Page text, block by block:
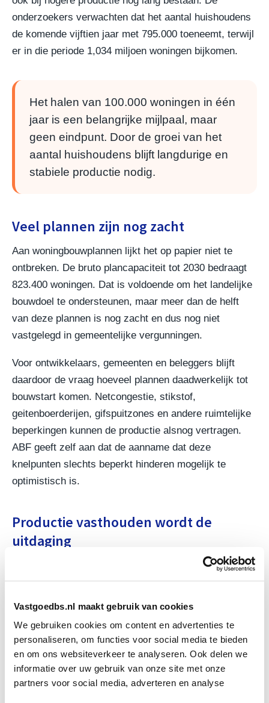
Vastgoedbs.nl maakt gebruik van cookies
We gebruiken cookies om content en advertenties te
personaliseren, om functies voor social media te bieden
en om ons websiteverkeer te analyseren. Ook delen we
informatie over uw gebruik van onze site met onze
partners voor social media, adverteren en analyse
onderzoekers verwachten dat het aantal huishoudens
de komende vijftien jaar met 795.000 toeneemt, terwijl
er in die periode 1,034 miljoen woningen bijkomen.
Het halen van 100.000 woningen in één
jaar is een belangrijke mijlpaal, maar
geen eindpunt. Door de groei van het
aantal huishoudens blijft langdurige en
stabiele productie nodig.
Veel plannen zijn nog zacht
Aan woningbouwplannen lijkt het op papier niet te
ontbreken. De bruto plancapaciteit tot 2030 bedraagt
823.400 woningen. Dat is voldoende om het landelijke
bouwdoel te ondersteunen, maar meer dan de helft
van deze plannen is nog zacht en dus nog niet
vastgelegd in gemeentelijke vergunningen.
Voor ontwikkelaars, gemeenten en beleggers blijft
daardoor de vraag hoeveel plannen daadwerkelijk tot
bouwstart komen. Netcongestie, stikstof,
geitenboerderijen, gifspuitzones en andere ruimtelijke
beperkingen kunnen de productie alsnog vertragen.
ABF geeft zelf aan dat de aanname dat deze
knelpunten slechts beperkt hinderen mogelijk te
optimistisch is.
Productie vasthouden wordt de
uitdaging
Na 2027 verwacht ABF geen blijvende productie op het
niveau van 100.000 woningen per jaar. Sinds januari
kan nieuwe projecten financieel moeilijker maken en
het tempo drukken.
Minister Boekholt-O’Sullivan wil een terugval